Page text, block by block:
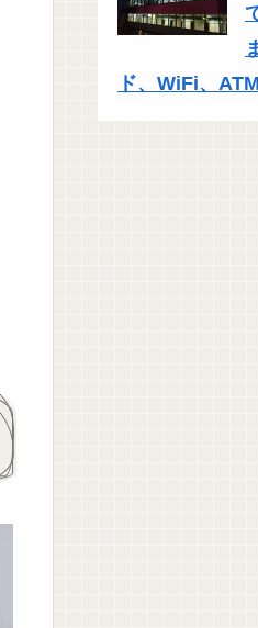
ド、WiFi、